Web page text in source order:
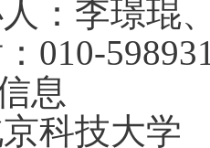
：李璟琨
010-
息
科技大学